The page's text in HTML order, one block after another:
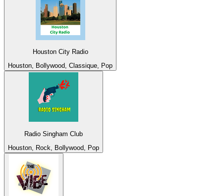
Houston City Radio
Houston, Bollywood, Classique, Pop
Radio Singham Club
Houston, Rock, Bollywood, Pop